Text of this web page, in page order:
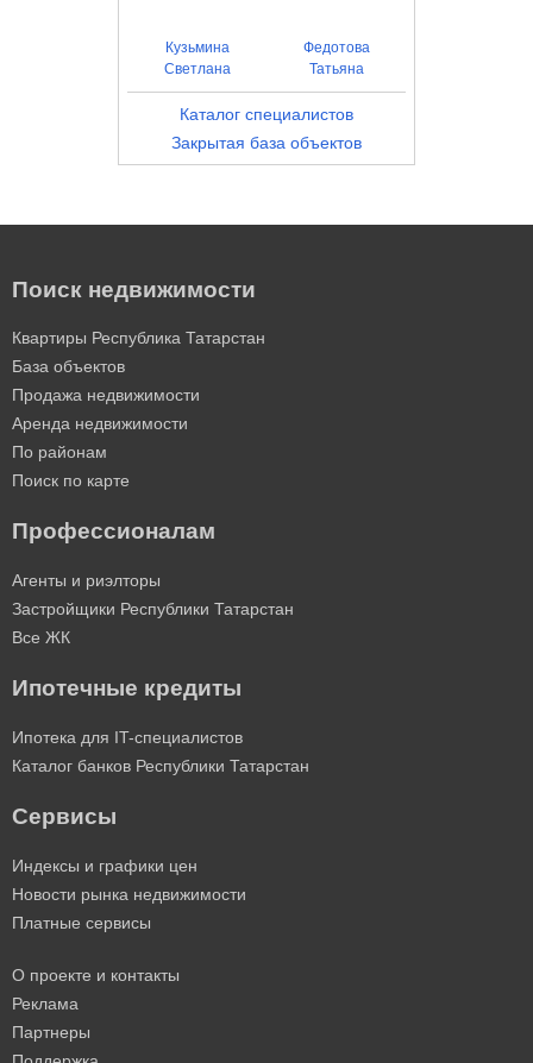
Кузьмина
Светлана
Федотова
Татьяна
Каталог специалистов
Закрытая база объектов
Поиск недвижимости
Квартиры Республика Татарстан
База объектов
Продажа недвижимости
Аренда недвижимости
По районам
Поиск по карте
Профессионалам
Агенты и риэлторы
Застройщики Республики Татарстан
Все ЖК
Ипотечные кредиты
Ипотека для IT-специалистов
Каталог банков Республики Татарстан
Сервисы
Индексы и графики цен
Новости рынка недвижимости
Платные сервисы
О проекте и контакты
Реклама
Партнеры